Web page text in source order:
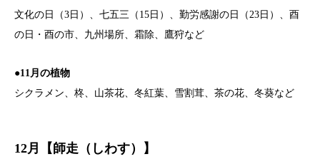
文化の日（3日）、七五三（15日）、勤労感謝の日（23日）、酉
の日・酉の市、九州場所、霜除、鷹狩など
●11月の植物
シクラメン、柊、山茶花、冬紅葉、雪割茸、茶の花、冬葵など
12月【師走（しわす）】